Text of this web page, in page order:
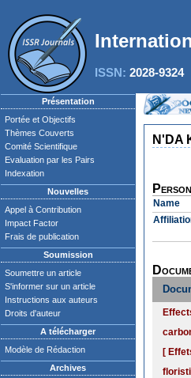
ISSN: 2028-9324
Présentation
Portée et Objectifs
Thèmes Couverts
Comité Scientifique
Evaluation par les Pairs
Indexation
Nouvelles
Appel à Contribution
Impact Factor
Frais de publication
Soumission
Soumettre un article
S'informer sur un article
Instructions aux auteurs
Droits d'auteur
A télécharger
Modèle de Rédaction
Archives
N'DA
Name
[